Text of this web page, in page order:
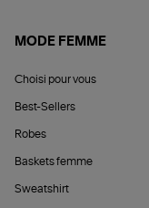
MODE FEMME
Choisi pour vous
Best-Sellers
Robes
Baskets femme
Sweatshirt